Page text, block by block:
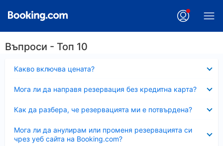
Въпроси - Топ 10
Какво включва цената?
Мога ли да направя резервация без кредитна карта?
Как да разбера, че резервацията ми е потвърдена?
Мога ли да анулирам или променя резервацията си
чрез уеб сайта на Booking.com?